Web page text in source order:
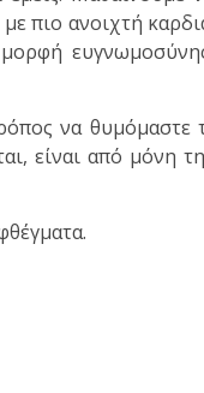
πιο ανοιχτή
να θυμόμαστε
είναι από μόνη